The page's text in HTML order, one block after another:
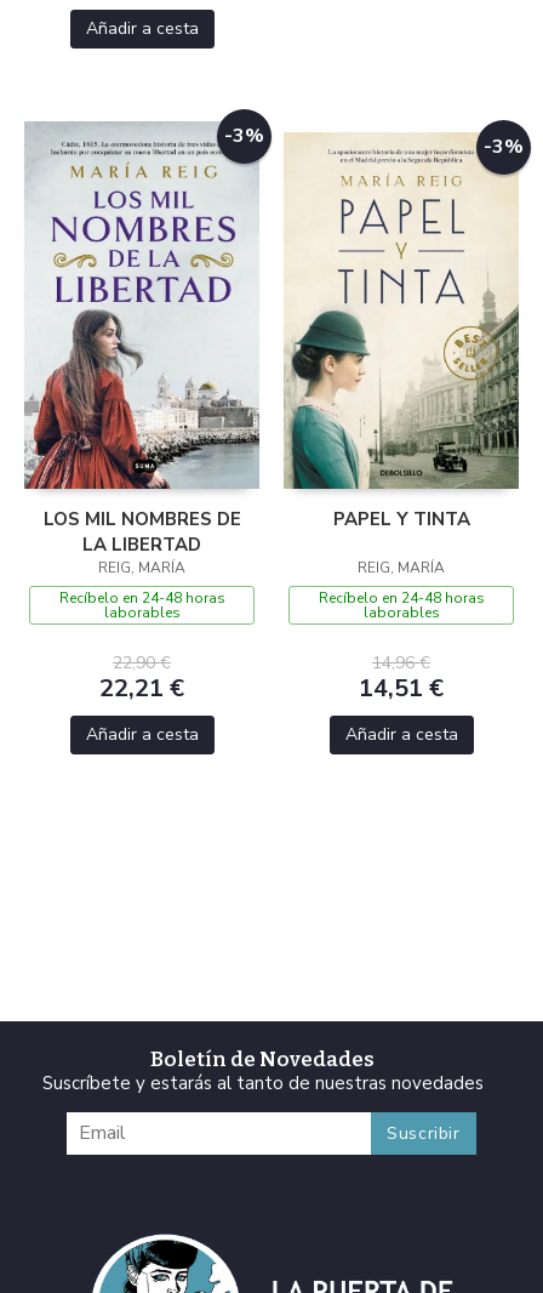
Añadir a cesta
-3%
LOS MIL NOMBRES DE
LA LIBERTAD
REIG, MARÍA
Recíbelo en 24-48 horas
laborables
22,90 €
22,21 €
Añadir a cesta
-3%
PAPEL Y TINTA
REIG, MARÍA
Recíbelo en 24-48 horas
laborables
14,96 €
14,51 €
Añadir a cesta
Boletín de Novedades
Suscríbete y estarás al tanto de nuestras novedades